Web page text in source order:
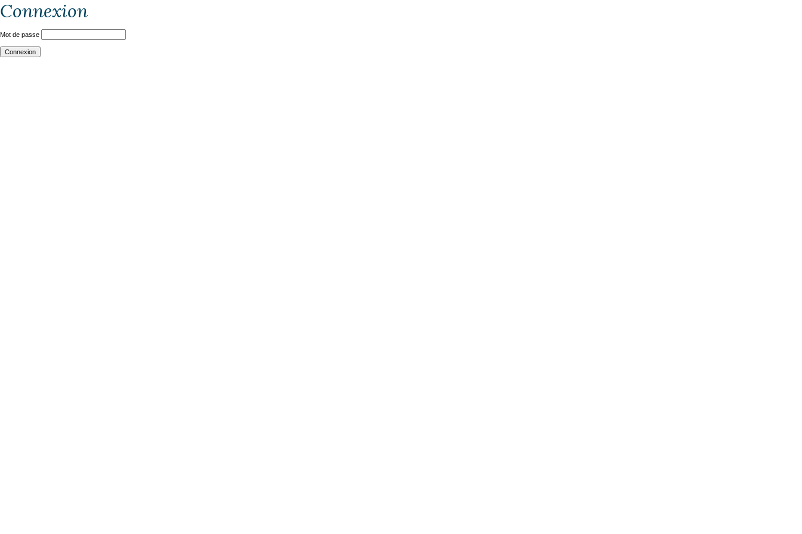
Connexion
Mot de passe